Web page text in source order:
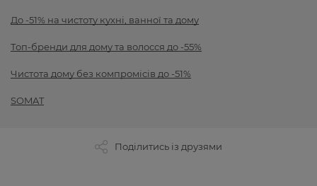
До -51% на чистоту кухні, ванної та дому
Топ-бренди для дому та волосся до -55%
Чистота дому без компромісів до -51%
SOMAT
Поділитись із друзями